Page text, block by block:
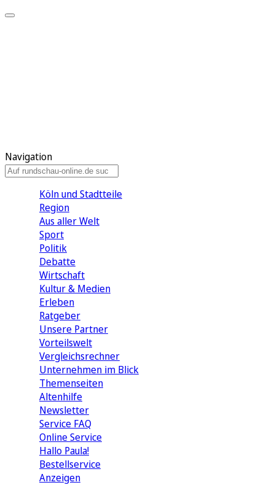
Navigation
Köln und Stadtteile
Region
Aus aller Welt
Sport
Politik
Debatte
Wirtschaft
Kultur & Medien
Erleben
Ratgeber
Unsere Partner
Vorteilswelt
Vergleichsrechner
Unternehmen im Blick
Themenseiten
Altenhilfe
Newsletter
Service FAQ
Online Service
Hallo Paula!
Bestellservice
Anzeigen